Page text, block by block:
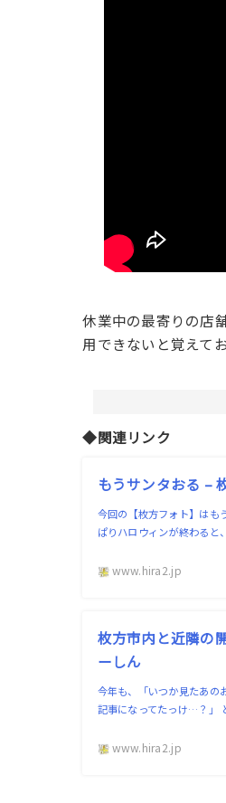
休業中の最寄りの店
用できないと覚えて
◆関連リンク
もうサンタおる –
今回の【枚方フォト】はも
ぱりハロウィンが終わる
www.hira2.jp
枚方市内と近隣の
ーしん
今年も、「いつか見たあの
記事になってたっけ…？」
www.hira2.jp